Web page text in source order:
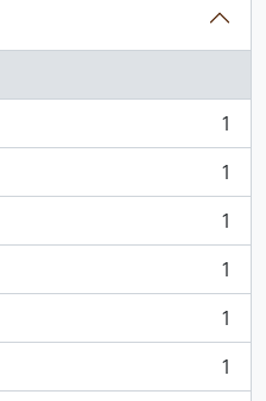
1
1
1
1
1
1